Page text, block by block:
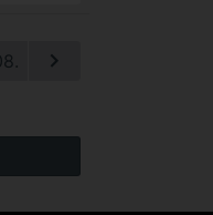
Fr, 14.08.